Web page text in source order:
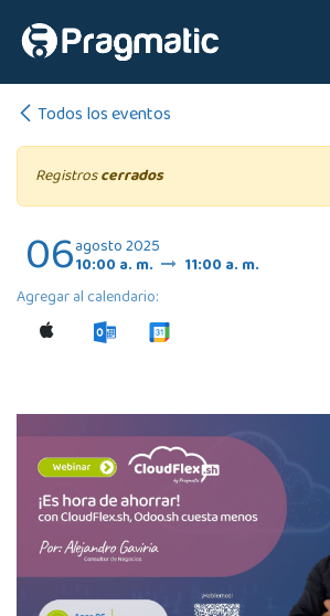
Todos los eventos
Registroscerrados
06agosto 2025
10:00 a. m.
11:00 a. m.
Agregar al calendario: